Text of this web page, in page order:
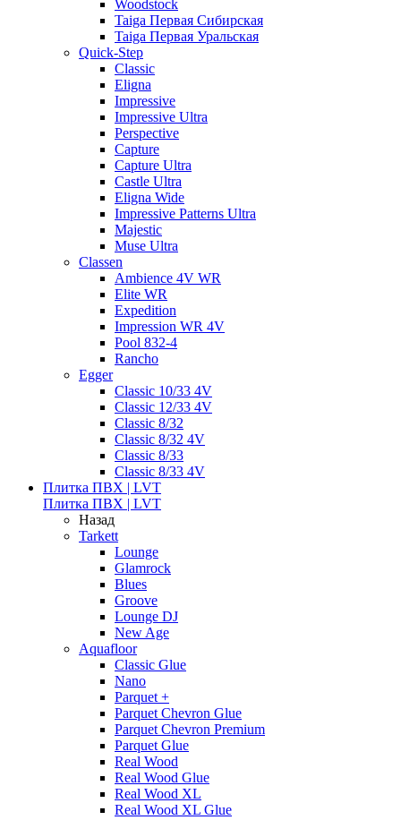
Woodstock
Taiga Первая Сибирская
Taiga Первая Уральская
Quick-Step
Classic
Eligna
Impressive
Impressive Ultra
Perspective
Capture
Capture Ultra
Castle Ultra
Eligna Wide
Impressive Patterns Ultra
Majestic
Muse Ultra
Classen
Ambience 4V WR
Elite WR
Expedition
Impression WR 4V
Pool 832-4
Rancho
Egger
Classic 10/33 4V
Classic 12/33 4V
Classic 8/32
Classic 8/32 4V
Classic 8/33
Classic 8/33 4V
Плитка ПВХ | LVT
Плитка ПВХ | LVT
Назад
Tarkett
Lounge
Glamrock
Blues
Groove
Lounge DJ
New Age
Aquafloor
Classic Glue
Nano
Parquet +
Parquet Chevron Glue
Parquet Chevron Premium
Parquet Glue
Real Wood
Real Wood Glue
Real Wood XL
Real Wood XL Glue